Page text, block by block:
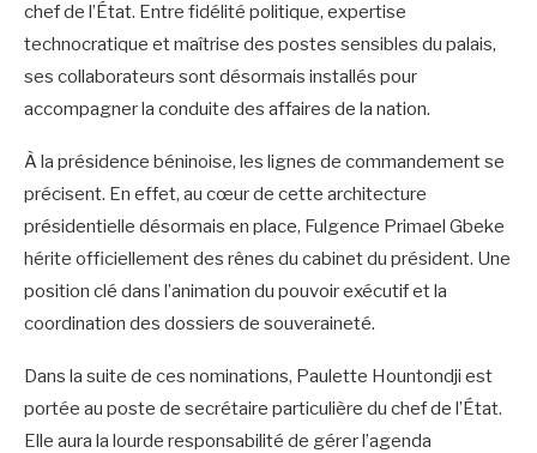
chef de l’État. Entre fidélité politique, expertise
technocratique et maîtrise des postes sensibles du palais,
ses collaborateurs sont désormais installés pour
accompagner la conduite des affaires de la nation.
À la présidence béninoise, les lignes de commandement se
précisent. En effet, au cœur de cette architecture
présidentielle désormais en place, Fulgence Primael Gbeke
hérite officiellement des rênes du cabinet du président. Une
position clé dans l’animation du pouvoir exécutif et la
coordination des dossiers de souveraineté.
Dans la suite de ces nominations, Paulette Hountondji est
portée au poste de secrétaire particulière du chef de l’État.
Elle aura la lourde responsabilité de gérer l’agenda